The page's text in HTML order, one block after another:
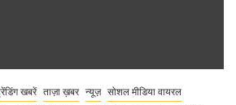
खबरें ताज़ा ख़बर न्यूज़ सोशल मीडिया वायरल